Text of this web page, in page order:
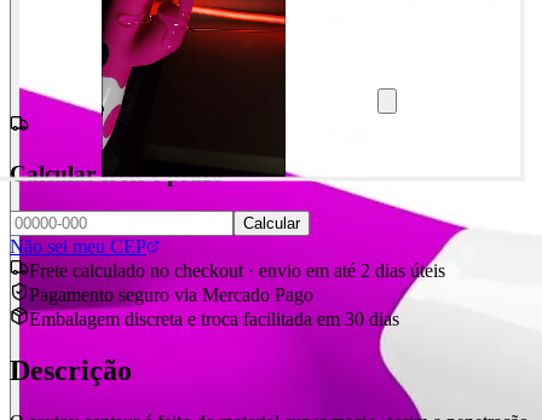
Calcular frete e prazo
Calcular
Não sei meu CEP
Frete calculado no checkout · envio em até 2 dias úteis
Pagamento seguro via Mercado Pago
Embalagem discreta e troca facilitada em 30 dias
Descrição